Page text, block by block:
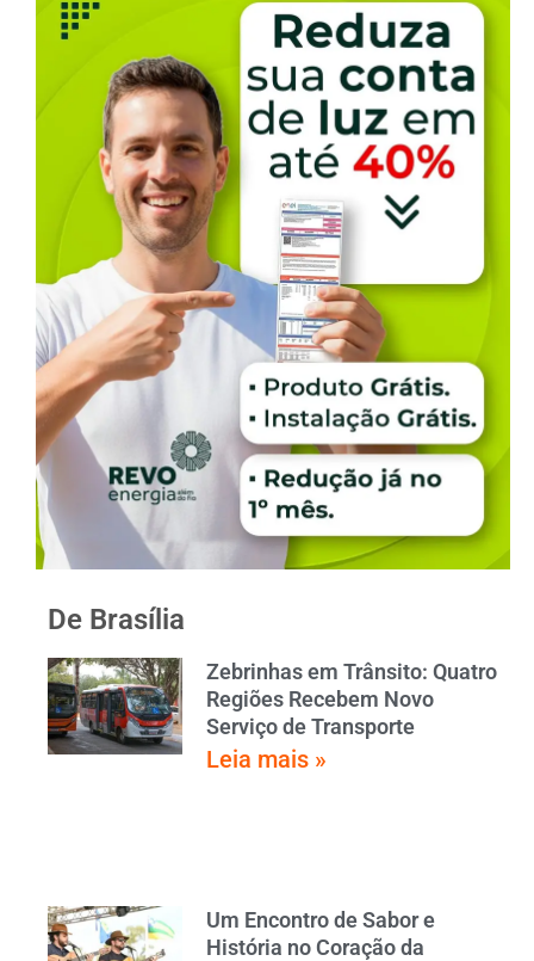
De Brasília
Zebrinhas em Trânsito: Quatro
Regiões Recebem Novo
Serviço de Transporte
Leia mais »
Um Encontro de Sabor e
História no Coração da